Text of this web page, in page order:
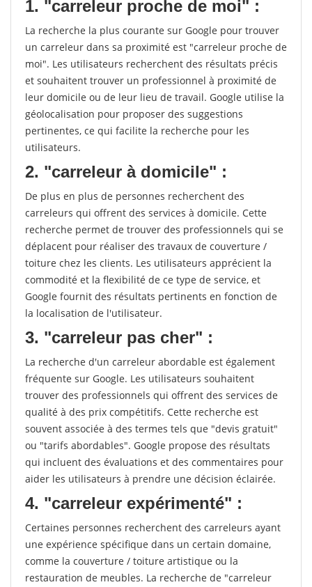
1. "carreleur proche de moi" :
La recherche la plus courante sur Google pour trouver
un carreleur dans sa proximité est "carreleur proche de
moi". Les utilisateurs recherchent des résultats précis
et souhaitent trouver un professionnel à proximité de
leur domicile ou de leur lieu de travail. Google utilise la
géolocalisation pour proposer des suggestions
pertinentes, ce qui facilite la recherche pour les
utilisateurs.
2. "carreleur à domicile" :
De plus en plus de personnes recherchent des
carreleurs qui offrent des services à domicile. Cette
recherche permet de trouver des professionnels qui se
déplacent pour réaliser des travaux de couverture /
toiture chez les clients. Les utilisateurs apprécient la
commodité et la flexibilité de ce type de service, et
Google fournit des résultats pertinents en fonction de
la localisation de l'utilisateur.
3. "carreleur pas cher" :
La recherche d'un carreleur abordable est également
fréquente sur Google. Les utilisateurs souhaitent
trouver des professionnels qui offrent des services de
qualité à des prix compétitifs. Cette recherche est
souvent associée à des termes tels que "devis gratuit"
ou "tarifs abordables". Google propose des résultats
qui incluent des évaluations et des commentaires pour
aider les utilisateurs à prendre une décision éclairée.
4. "carreleur expérimenté" :
Certaines personnes recherchent des carreleurs ayant
une expérience spécifique dans un certain domaine,
comme la couverture / toiture artistique ou la
restauration de meubles. La recherche de "carreleur